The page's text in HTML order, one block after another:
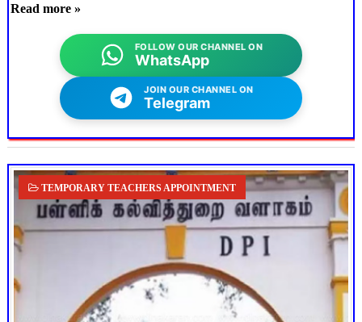
Read more »
FOLLOW OUR CHANNEL ON
WhatsApp
JOIN OUR CHANNEL ON
Telegram
TEMPORARY TEACHERS APPOINTMENT